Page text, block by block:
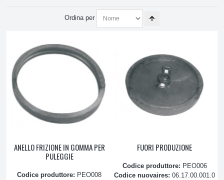
ATTREZZATURE E PRODOTTI PULIZIA
Aspirapolvere
Sacchetti Carta
Spazzole
Ordina per
ANELLO FRIZIONE IN GOMMA PER
PULEGGIE
Codice produttore: PEO008
FUORI PRODUZIONE
Codice produttore: PEO006
Codice nuovaires:06.17.00.001.0